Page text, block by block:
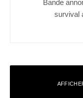
Bande
survival